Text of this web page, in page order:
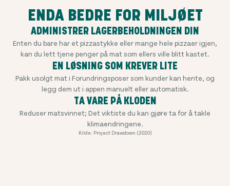
ENDA BEDRE FOR MILJØET
ADMINISTRER LAGERBEHOLDNINGEN DIN
Enten du bare har et pizzastykke eller mange hele pizzaer igjen,
kan du lett tjene penger på mat som ellers ville blitt kastet.
EN LØSNING SOM KREVER LITE
Pakk usolgt mat i Forundringsposer som kunder kan hente, og
legg dem ut i appen manuelt eller automatisk.
TA VARE PÅ KLODEN
Reduser matsvinnet; Det viktiste du kan gjøre ta for å takle
klimaendringene.
Kilde: Project Drawdown (2020)